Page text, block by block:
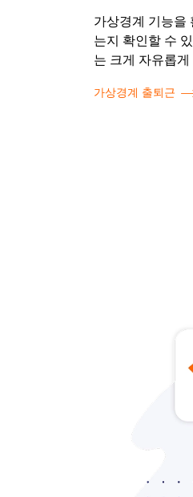
가상경계 기능을
는지 확인할 수
는 크게 자유롭
가상경계 출퇴근